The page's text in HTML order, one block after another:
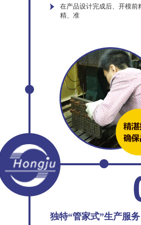
在产品设计完成后、开模前
精、准
独特“管家式”生产服